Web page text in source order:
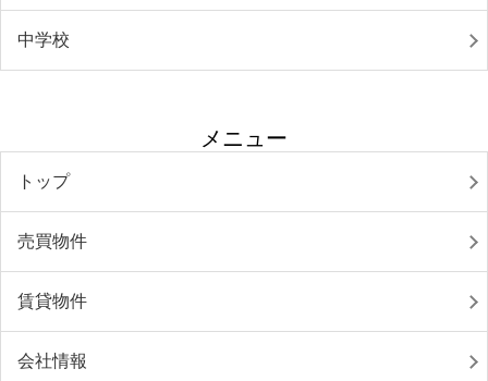
中学校
メニュー
トップ
売買物件
賃貸物件
会社情報